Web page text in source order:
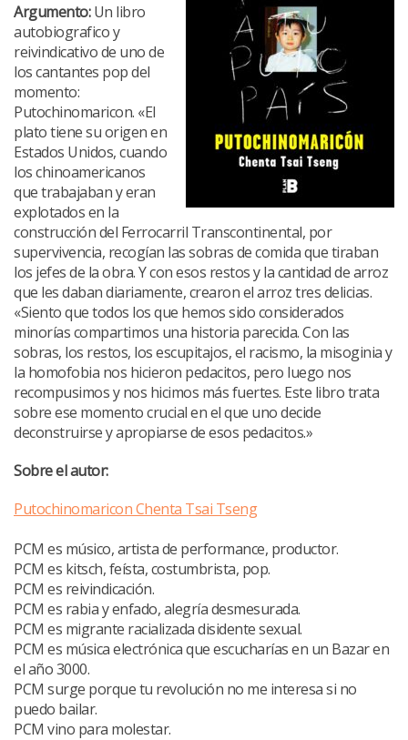
Argumento:Un libro
autobiografico y
reivindicativo de uno de
los cantantes pop del
momento:
Putochinomaricon. «El
plato tiene su origen en
Estados Unidos, cuando
los chinoamericanos
que trabajaban y eran
explotados en la
construcción del Ferrocarril Transcontinental, por
supervivencia, recogían las sobras de comida que tiraban
los jefes de la obra. Y con esos restos y la cantidad de arroz
que les daban diariamente, crearon el arroz tres delicias.
«Siento que todos los que hemos sido considerados
minorías compartimos una historia parecida. Con las
sobras, los restos, los escupitajos, el racismo, la misoginia y
la homofobia nos hicieron pedacitos, pero luego nos
recompusimos y nos hicimos más fuertes. Este libro trata
sobre ese momento crucial en el que uno decide
deconstruirse y apropiarse de esos pedacitos.»
Sobre el autor:
Putochinomaricon Chenta Tsai Tseng
PCM es músico, artista de performance, productor.
PCM es kitsch, feísta, costumbrista, pop.
PCM es reivindicación.
PCM es rabia y enfado, alegría desmesurada.
PCM es migrante racializada disidente sexual.
PCM es música electrónica que escucharías en un Bazar en
el año 3000.
PCM surge porque tu revolución no me interesa si no
puedo bailar.
PCM vino para molestar.